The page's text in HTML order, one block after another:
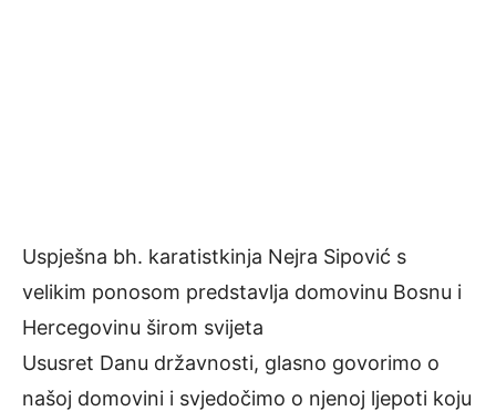
Uspješna bh. karatistkinja Nejra Sipović s
velikim ponosom predstavlja domovinu Bosnu i
Hercegovinu širom svijeta
Ususret Danu državnosti, glasno govorimo o
našoj domovini i svjedočimo o njenoj ljepoti koju